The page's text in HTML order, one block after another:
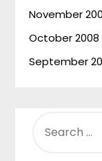
November
October 2008
September
FOR: